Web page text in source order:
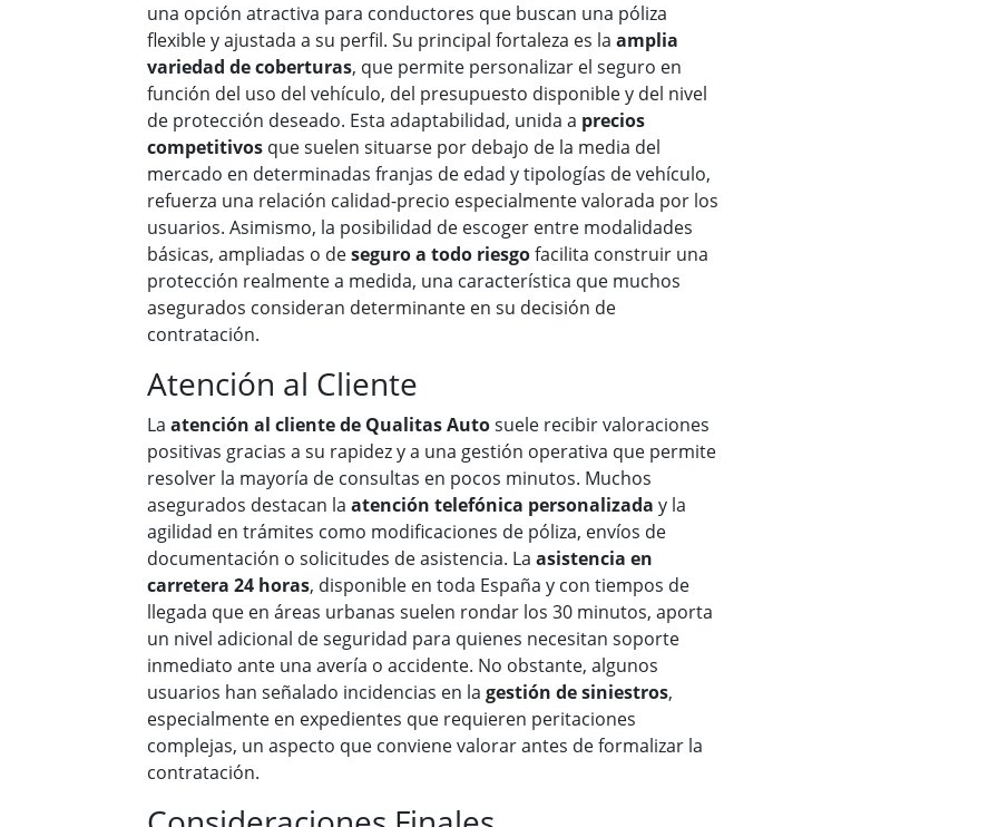
una opción atractiva para conductores que buscan una póliza
flexible y ajustada a su perfil. Su principal fortaleza es la amplia
variedad de coberturas, que permite personalizar el seguro en
función del uso del vehículo, del presupuesto disponible y del nivel
de protección deseado. Esta adaptabilidad, unida a precios
competitivos que suelen situarse por debajo de la media del
mercado en determinadas franjas de edad y tipologías de vehículo,
refuerza una relación calidad-precio especialmente valorada por los
usuarios. Asimismo, la posibilidad de escoger entre modalidades
básicas, ampliadas o deseguro a todo riesgofacilita construir una
protección realmente a medida, una característica que muchos
asegurados consideran determinante en su decisión de
contratación.
Atención al Cliente
La atención al cliente de Qualitas Autosuele recibir valoraciones
positivas gracias a su rapidez y a una gestión operativa que permite
resolver la mayoría de consultas en pocos minutos. Muchos
asegurados destacan la atención telefónica personalizada y la
agilidad en trámites como modificaciones de póliza, envíos de
documentación o solicitudes de asistencia. La asistencia en
carretera 24 horas, disponible en toda España y con tiempos de
llegada que en áreas urbanas suelen rondar los 30 minutos, aporta
un nivel adicional de seguridad para quienes necesitan soporte
inmediato ante una avería o accidente. No obstante, algunos
usuarios han señalado incidencias en la gestión de siniestros,
especialmente en expedientes que requieren peritaciones
complejas, un aspecto que conviene valorar antes de formalizar la
contratación.